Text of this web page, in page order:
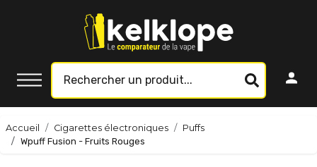
Accueil Cigarettes électroniques
Puffs
Wpuff Fusion - Fruits Rouges